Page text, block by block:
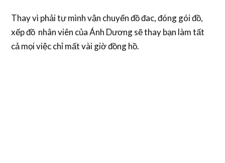
Thay vì phải tự mình vận chuyển đồ đac, đóng gói đồ,
xếp đồ nhân viên của Ánh Dương sẽ thay bạn làm tất
cả mọi việc chỉ mất vài giờ đồng hồ.